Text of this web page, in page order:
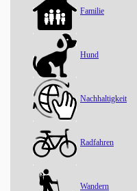
Familie
Hund
Nachhaltigkeit
Radfahren
Wandern